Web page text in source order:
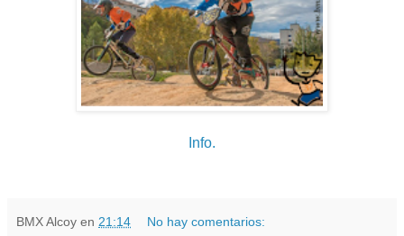
Info.
BMX Alcoy en 21:14 No hay comentarios: